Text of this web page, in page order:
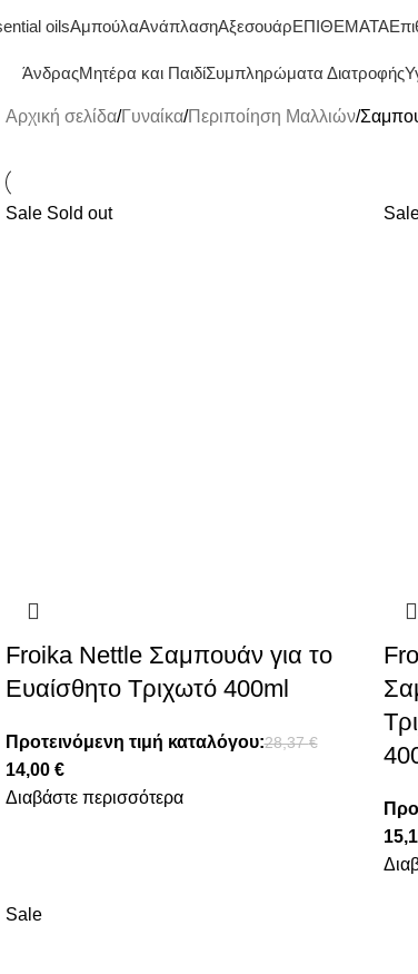
oilsΑμπούλαΑνάπλασηΑξεσουάρΕΠΙΘΕΜΑΤΑ
ΆνδραςΜητέρα και ΠαιδίΣυμπληρώματα Διατροφής
Αρχική σελίδα Γυναίκα Περιποίηση Μαλλιών
Sale Sold out
Froika Nettle Σαμπουάν για το
Ευαίσθητο Τριχωτό 400ml
Προτεινόμενη τιμή καταλόγου:28,37€
14,00 €
Διαβάστε περισσότερα
Sale